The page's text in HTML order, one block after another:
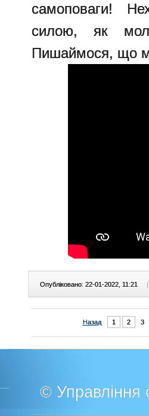
самоповаги!
силою, як
Пишаймося, що
Опубліковано: 22-01-2022, 11:21 |
Назад 1 2 3
© Управління